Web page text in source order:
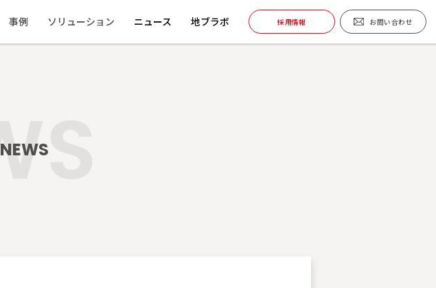
事例 ソリューション ニュース 地ブラボ 採用情報 お問い合わせ
NEWS